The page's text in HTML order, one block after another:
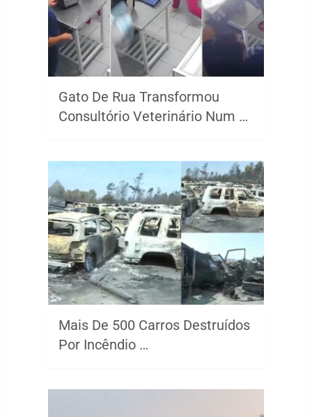
Gato De Rua Transformou
Consultório Veterinário Num …
Mais De 500 Carros Destruídos
Por Incêndio …